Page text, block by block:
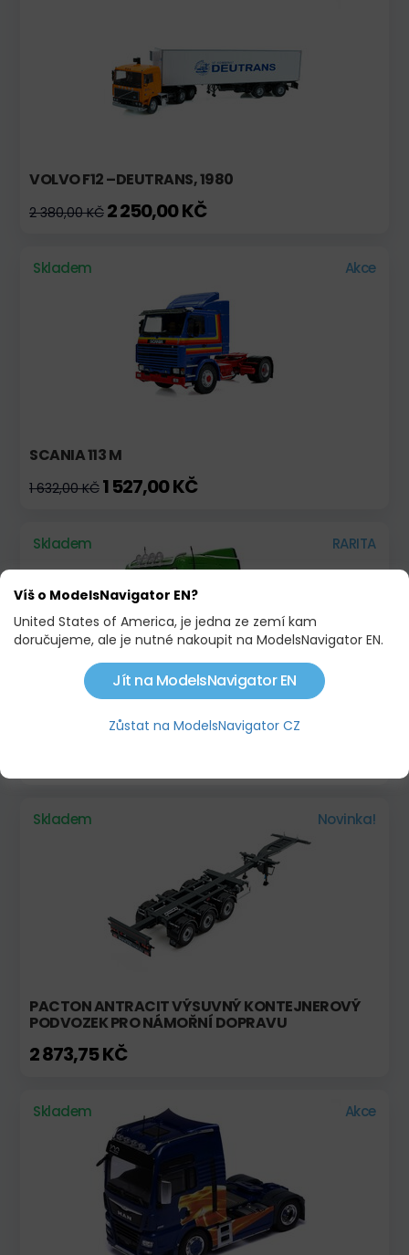
VOLVO F12 –DEUTRANS, 1980
2 380,00 KČ 2 250,00 KČ
Skladem Akce
SCANIA 113 M
1 632,00 KČ 1 527,00 KČ
Skladem RARITA
SCANIA R500 SÉRIE 6X2 JASNĚ ZELENÁ
Skladem Novinka!
PACTON ANTRACIT VÝSUVNÝ KONTEJNEROVÝ
PODVOZEK PRO NÁMOŘNÍ DOPRAVU
2 873,75 KČ
Skladem Akce
Víš o ModelsNavigator EN?
United States of America, je jedna ze zemí kam
doručujeme, ale je nutné nakoupit na ModelsNavigator EN.
Jít na ModelsNavigator EN
Zůstat na ModelsNavigator CZ